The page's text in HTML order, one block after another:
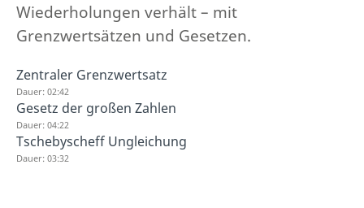
Wiederholungen verhält – mit
Grenzwertsätzen und Gesetzen.
Zentraler Grenzwertsatz
Dauer: 02:42
Gesetz der großen Zahlen
Dauer: 04:22
Tschebyscheff Ungleichung
Dauer: 03:32